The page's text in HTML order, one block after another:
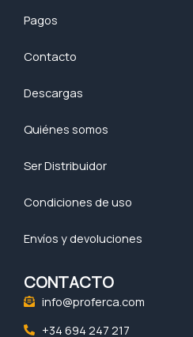
Pagos
Contacto
Descargas
Quiénes somos
Ser Distribuidor
Condiciones de uso
Envíos y devoluciones
CONTACTO
info@proferca.com
+34 694 247 217